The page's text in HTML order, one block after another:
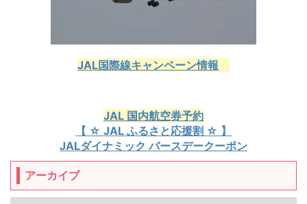
JAL国際線キャンペーン情報
JAL 国内航空券予約
【 ☆ JAL ふるさと応援割 ☆ 】
JALダイナミック バースデークーポン
アーカイブ